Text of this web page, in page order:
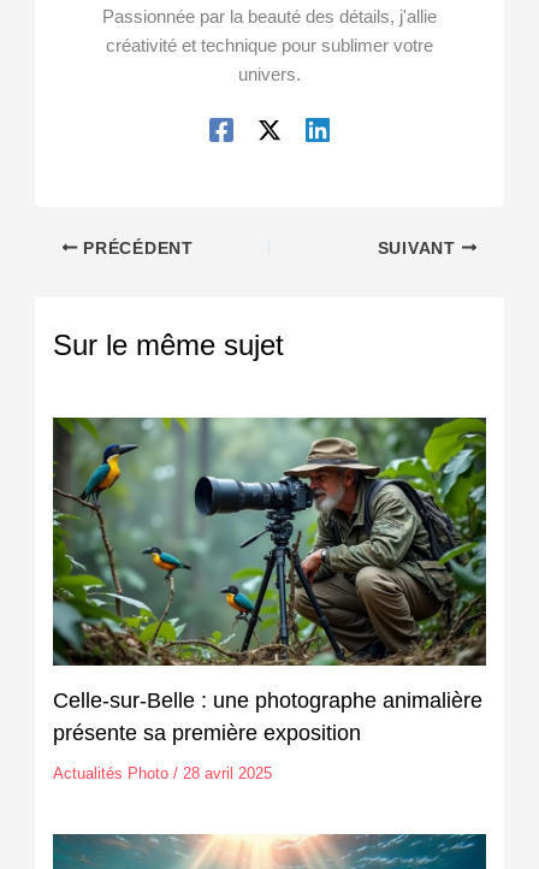
Passionnée par la beauté des détails, j'allie
créativité et technique pour sublimer votre
univers.
PRÉCÉDENT SUIVANT
Sur le même sujet
Celle-sur-Belle : une photographe animalière
présente sa première exposition
Actualités Photo/ 28 avril 2025